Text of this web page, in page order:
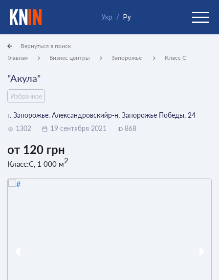
Укр / Ру
Главная Бизнес центры Запорожье Класс C
Вернуться в поиск
"Акула"
Избранное
г. Запорожье. Александровскийр-н, Запорожье Победы, 24
1302
19 сентября 2021 ID 868
от 120 грн
Класс:C, 1 000 м2